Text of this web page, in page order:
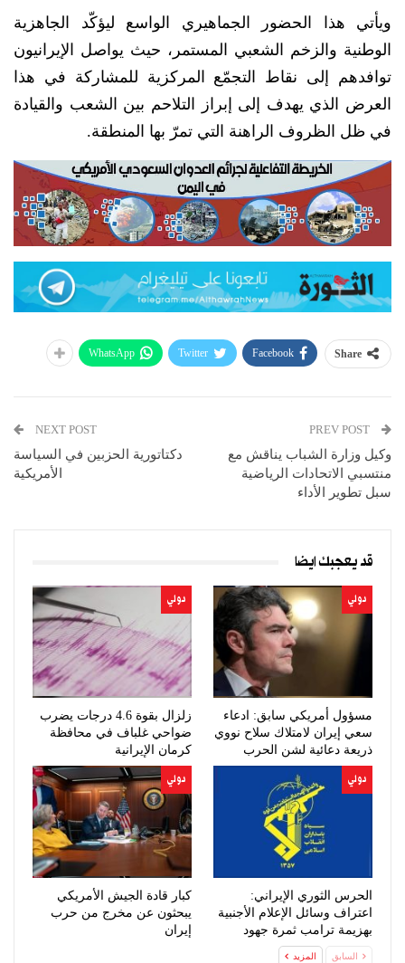
ويأتي هذا الحضور الجماهيري الواسع ليؤكّد الجاهزية
الوطنية والزخم الشعبي المستمر، حيث يواصل الإيرانيون
توافدهم إلى نقاط التجمّع المركزية للمشاركة في هذا
العرض الذي يهدف إلى إبراز التلاحم بين الشعب والقيادة
في ظل الظروف الراهنة التي تمرّ بها المنطقة.
Share
Facebook
Twitter
WhatsApp
وكيل وزارة الشباب يناقش مع
منتسبي الاتحادات الرياضية
سبل تطوير الأداء
NEXT POST
دكتاتورية الحزبين في السياسة
الأمريكية
قد يعجبك ايضا
دولي
مسؤول أمريكي سابق: ادعاء
سعي إيران لامتلاك سلاح نووي
ذريعة دعائية لشن الحرب
دولي
زلزال بقوة 4.6 درجات يضرب
ضواحي غلباف في محافظة
كرمان الإيرانية
دولي
الحرس الثوري الإيراني:
اعتراف وسائل الإعلام الأجنبية
بهزيمة ترامب ثمرة جهود
دولي
كبار قادة الجيش الأمريكي
يبحثون عن مخرج من حرب
إيران
السابق المزيد